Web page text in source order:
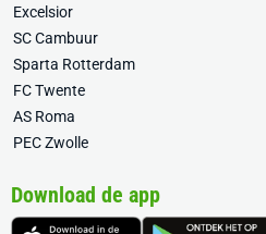
Excelsior
SC Cambuur
Sparta Rotterdam
FC Twente
AS Roma
PEC Zwolle
Download de app